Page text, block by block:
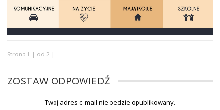
Strona 1 | od 2 |
ZOSTAW ODPOWIEDŹ
Twoj adres e-mail nie bedzie opublikowany.